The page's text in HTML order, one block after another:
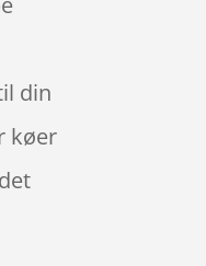
din
køer